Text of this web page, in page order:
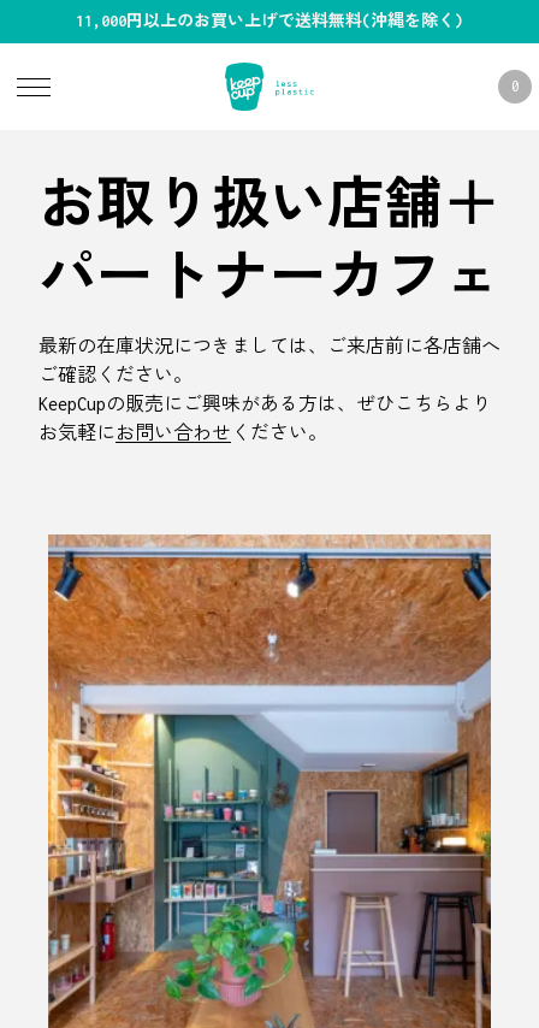
11,000円以上のお買い上げで送料無料(沖縄を除く)
0
お取り扱い店舗＋
パートナーカフェ
最新の在庫状況につきましては、ご来店前に各店舗へ
ご確認ください。
KeepCupの販売にご興味がある方は、ぜひこちらより
お気軽にお問い合わせ ください。